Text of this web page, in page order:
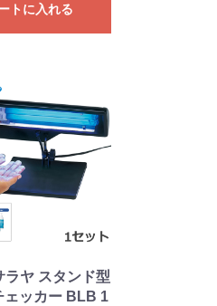
トに入れる
ラヤ スタンド型
ェッカー BLB 1